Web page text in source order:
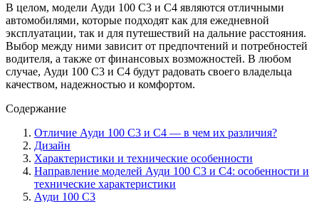
В целом, модели Ауди 100 С3 и С4 являются отличными
автомобилями, которые подходят как для ежедневной
эксплуатации, так и для путешествий на дальние расстояния.
Выбор между ними зависит от предпочтений и потребностей
водителя, а также от финансовых возможностей. В любом
случае, Ауди 100 С3 и С4 будут радовать своего владельца
качеством, надежностью и комфортом.
Содержание
Отличие Ауди 100 С3 и С4 — в чем их различия?
Дизайн
Характеристики и технические особенности
Направление моделей Ауди 100 С3 и С4: особенности и
технические характеристики
Ауди 100 С3